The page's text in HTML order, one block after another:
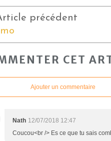
CET
Ajouter un commentaire
Nath 12/07/2018 12:47
Coucou<br /> Es ce que tu sais